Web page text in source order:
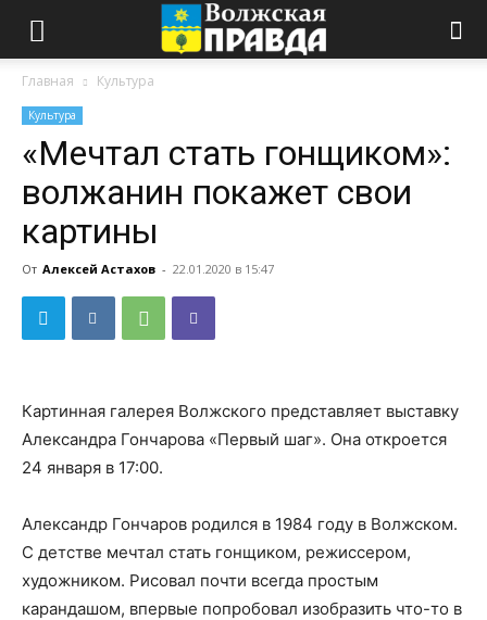
Главная Культура
Культура
«Мечтал стать гонщиком»:
волжанин покажет свои
картины
От Алексей Астахов - 22.01.2020 в 15:47
Картинная галерея Волжского представляет выставку
Александра Гончарова «Первый шаг». Она откроется
24 января в 17:00.
Александр Гончаров родился в 1984 году в Волжском.
С детстве мечтал стать гонщиком, режиссером,
художником. Рисовал почти всегда простым
карандашом, впервые попробовал изобразить что-то в